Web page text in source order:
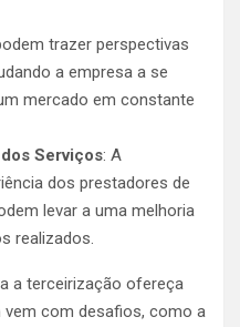
trazer perspectivas
a empresa a se
mercado em constante
Serviços: A
dos prestadores de
levar a uma melhoria
realizados.
a terceirização ofereça
vem com desafios, como a